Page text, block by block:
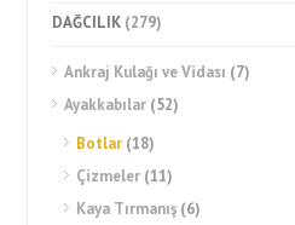
DAĞCILIK (279)
Ankraj Kulağı ve Vidası (7)
Ayakkabılar (52)
Botlar (18)
Çizmeler (11)
Kaya Tırmanış (6)